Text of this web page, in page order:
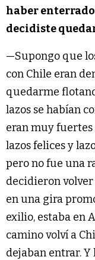
haber
decidiste
—Supongo que
con Chile eran
quedarme
lazos se habían
eran muy fuertes
lazos felices y
pero no fue una
decidieron volver
en una gira
exilio, estaba en
camino volví a
dejaban entrar.